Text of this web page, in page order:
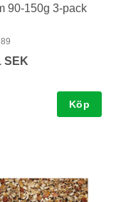
90-150g 3-pack
SEK
Köp